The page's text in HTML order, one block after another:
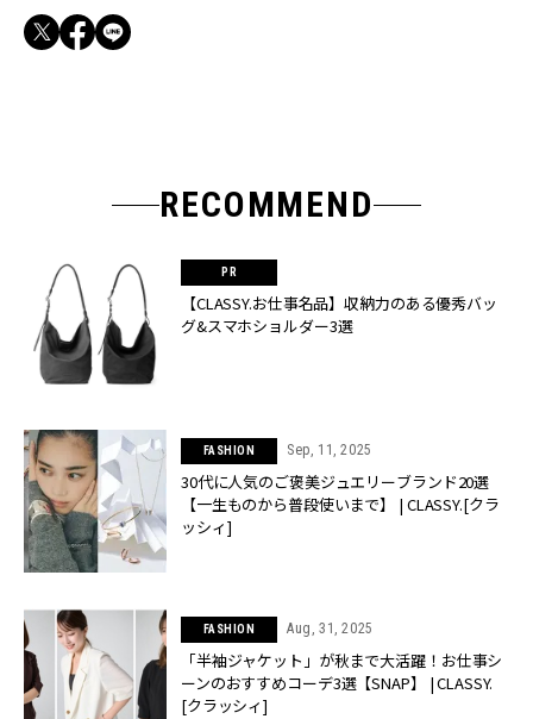
RECOMMEND
【CLASSY.お仕事名品】収納力のある優秀バッ
グ&スマホショルダー3選
FASHION Sep, 11, 2025
30代に人気のご褒美ジュエリーブランド20選
【一生ものから普段使いまで】 | CLASSY.[クラ
ッシィ]
FASHION Aug, 31, 2025
「半袖ジャケット」が秋まで大活躍！お仕事シ
ーンのおすすめコーデ3選【SNAP】 | CLASSY.
[クラッシィ]